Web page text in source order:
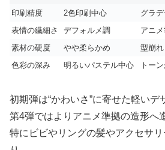
印刷精度
2色印刷中心
グラ
表情の繊細さ
デフォルメ調
アニ
素材の硬度
やや柔らかめ
型崩
色彩の深み
明るいパステル中心 トー
初期弾は“かわいさ”に寄せた軽いデ
第4弾ではよりアニメ準拠の造形へ
特にビビやリングの髪やアクセサ